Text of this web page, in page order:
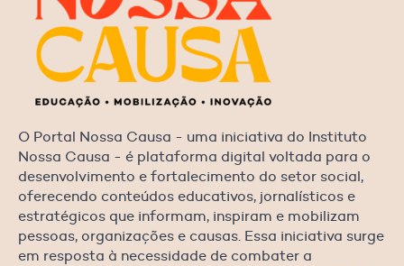
O Portal Nossa Causa - uma iniciativa do Instituto
Nossa Causa - é plataforma digital voltada para o
desenvolvimento e fortalecimento do setor social,
oferecendo conteúdos educativos, jornalísticos e
estratégicos que informam, inspiram e mobilizam
pessoas, organizações e causas. Essa iniciativa surge
em resposta à necessidade de combater a